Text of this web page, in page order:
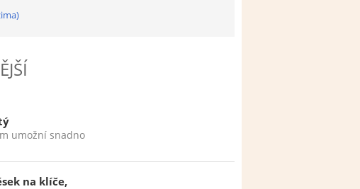
umožní snadno
na klíče,